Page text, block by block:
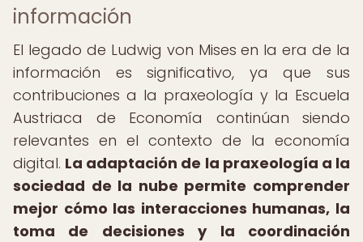
información
El legado de Ludwig von Mises en la era de la
información es significativo, ya que sus
contribuciones a la praxeología y la Escuela
Austriaca de Economía continúan siendo
relevantes en el contexto de la economía
digital. La adaptación de la praxeología a la
sociedad de la nube permite comprender
mejor cómo las interacciones humanas, la
toma de decisiones y la coordinación